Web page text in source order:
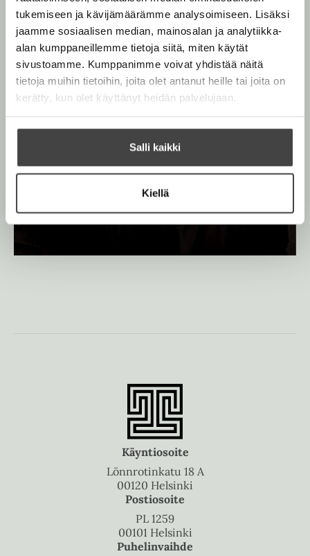
tukemiseen ja kävijämäärämme analysoimiseen. Lisäksi
jaamme sosiaalisen median, mainosalan ja analytiikka-
alan kumppaneillemme tietoja siitä, miten käytät
sivustoamme. Kumppanimme voivat yhdistää näitä
tietoja muihin tietoihin, joita olet antanut heille tai joita on
kerätty, kun olet käyttänyt heidän palvelujaan.
Salli kaikki
Kiellä
Käyntiosoite
Lönnrotinkatu 18 A
00120 Helsinki
Postiosoite
PL 1259
00101 Helsinki
Puhelinvaihde